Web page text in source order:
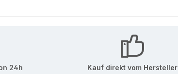
24h Kauf direkt vom Hersteller